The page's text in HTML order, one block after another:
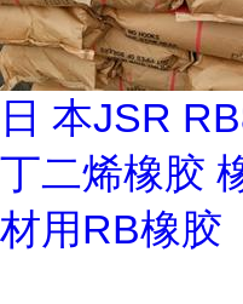
日 本JSR
丁二烯橡胶
材用RB橡胶